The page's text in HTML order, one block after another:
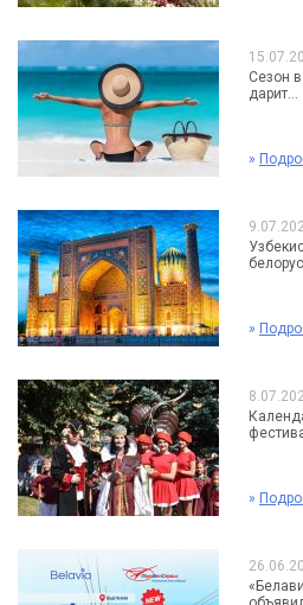
Сезон
дарит...
»
»
»